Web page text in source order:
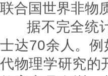
联合国世界
据不完全统计
士达70余人。例
代物理学研究的